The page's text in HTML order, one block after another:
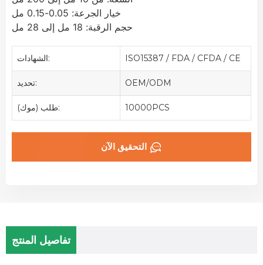
خيار الجرعة: 0.05-0.15 مل
حجم الرقبة: 18 مل إلى 28 مل
الشهادات: ISO15387 / FDA / CFDA / CE
تحديد: OEM/ODM
طلب (موك): 10000PCS
التحقيق الآن
تفاصيل المنتج